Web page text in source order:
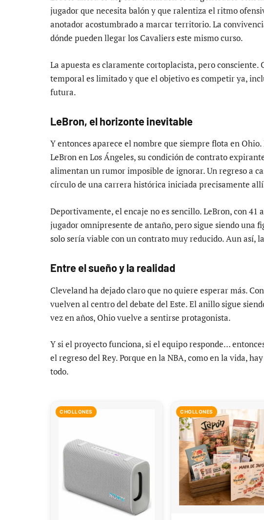
jugador que necesita balón y que ralentiza el ritmo
anotador acostumbrado a marcar territorio. La
dónde pueden llegar los Cavaliers este mismo curso.
La apuesta es claramente cortoplacista, pero consciente.
temporal es limitado y que el objetivo es competir ya,
futura.
LeBron, el horizonte inevitable
Y entonces aparece el nombre que siempre flota en
LeBron en Los Ángeles, su condición de contrato
alimentan un rumor imposible de ignorar. Un regreso a
círculo de una carrera histórica iniciada precisamente
Deportivamente, el encaje no es sencillo. LeBron, con 41
jugador omnipresente de antaño, pero sigue siendo una
solo sería viable con un contrato muy reducido. Aun así,
Entre el sueño y la realidad
Cleveland ha dejado claro que no quiere esperar más.
vuelven al centro del debate del Este. El anillo sigue
vez en años, Ohio vuelve a sentirse protagonista.
Y si el proyecto funciona, si el equipo responde…
el regreso del Rey. Porque en la NBA, como en la vida,
todo.
CHOLLONES CHOLLONES